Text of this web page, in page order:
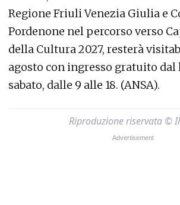
Regione Friuli Venezia Giulia e
Pordenone nel percorso verso
della Cultura 2027, resterà
agosto con ingresso gratuito dal
sabato, dalle 9 alle 18. (ANSA).
Riproduzione riservata ©